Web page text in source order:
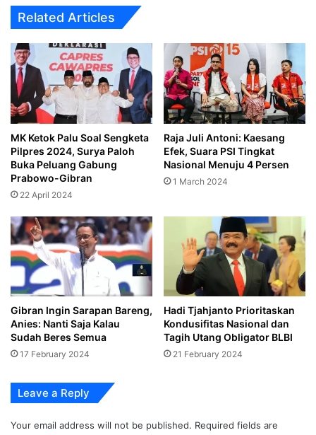
Related Articles
MK Ketok Palu Soal Sengketa
Pilpres 2024, Surya Paloh
Buka Peluang Gabung
Prabowo-Gibran
22 April 2024
Raja Juli Antoni: Kaesang
Efek, Suara PSI Tingkat
Nasional Menuju 4 Persen
1 March 2024
Gibran Ingin Sarapan Bareng,
Anies: Nanti Saja Kalau
Sudah Beres Semua
17 February 2024
Hadi Tjahjanto Prioritaskan
Kondusifitas Nasional dan
Tagih Utang Obligator BLBI
21 February 2024
Leave a Reply
Your email address will not be published. Required fields are